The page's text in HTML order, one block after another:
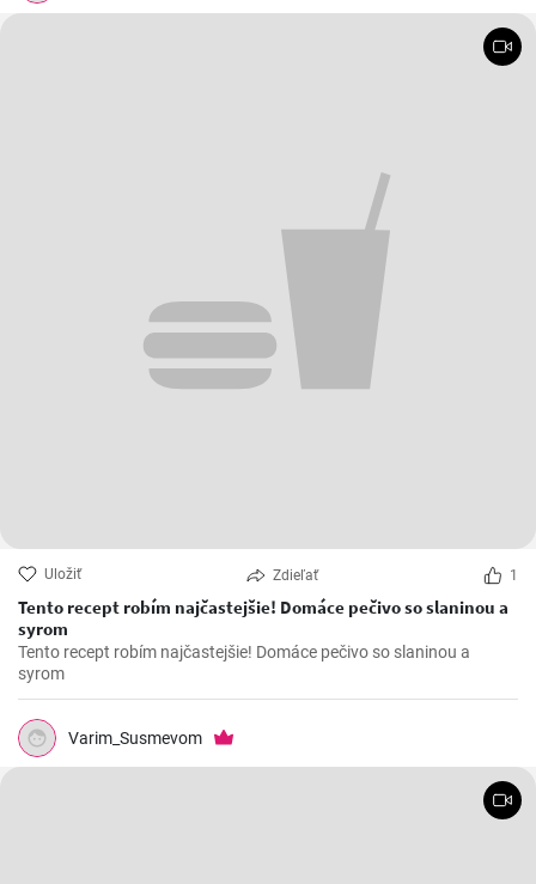
Uložiť Zdieľať 1
Tento recept robím najčastejšie! Domáce pečivo so slaninou a
syrom
Tento recept robím najčastejšie! Domáce pečivo so slaninou a
syrom
Varim_Susmevom